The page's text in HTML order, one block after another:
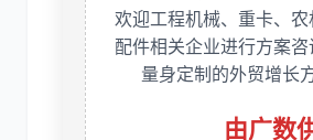
欢迎工程机械、重卡、农
配件相关企业进行方案咨
量身定制的外贸增长
由广数供